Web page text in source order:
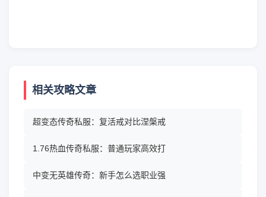
相关攻略文章
超变态传奇私服：复活戒对比涅槃戒
1.76热血传奇私服：普通玩家高效打
中变无英雄传奇：新手怎么选职业强